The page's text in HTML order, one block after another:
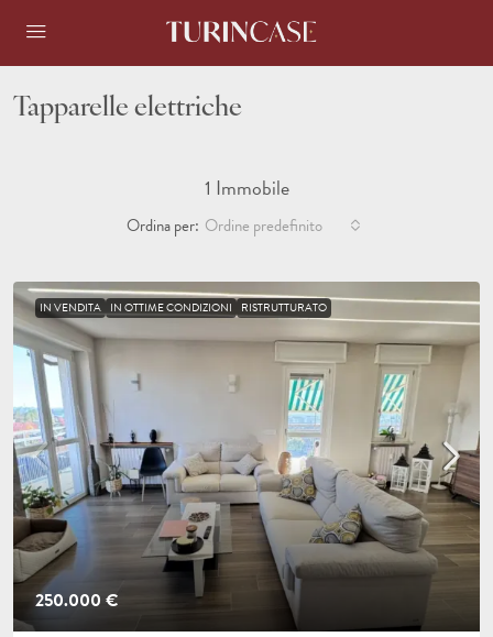
Tapparelle elettriche
1 Immobile
Ordina per: Ordine predefinito
IN VENDITA IN OTTIME CONDIZIONI RISTRUTTURATO
250.000 €